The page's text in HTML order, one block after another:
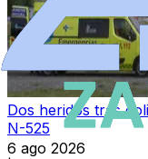
Dos heridos tras
N-525
6 ago 2026